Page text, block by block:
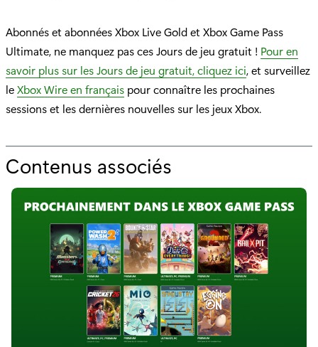
Abonnés et abonnées Xbox Live Gold et Xbox Game Pass
Ultimate, ne manquez pas ces Jours de jeu gratuit ! Pour en
savoir plus sur les Jours de jeu gratuit, cliquez ici, et surveillez
leXbox Wire en français pour connaître les prochaines
sessions et les dernières nouvelles sur les jeux Xbox.
Contenus associés
o
u
r
"
J
o